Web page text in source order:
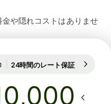
や隠れコストはありませ
24時間のレート保証